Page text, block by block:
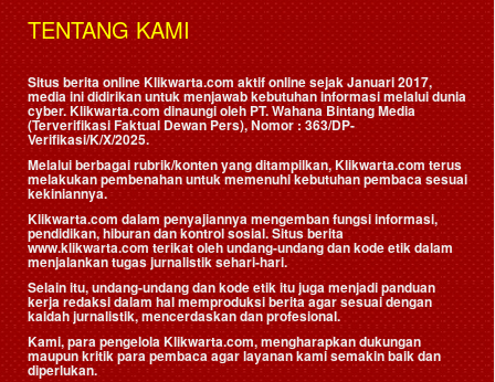
TENTANG KAMI
Situs berita online Klikwarta.com aktif online sejak Januari 2017,
media ini didirikan untuk menjawab kebutuhan informasi melalui dunia
cyber. Klikwarta.com dinaungi oleh PT. Wahana Bintang Media
(Terverifikasi Faktual Dewan Pers), Nomor : 363/DP-
Verifikasi/K/X/2025.
Melalui berbagai rubrik/konten yang ditampilkan, Klikwarta.com terus
melakukan pembenahan untuk memenuhi kebutuhan pembaca sesuai
kekiniannya.
Klikwarta.com dalam penyajiannya mengemban fungsi informasi,
pendidikan, hiburan dan kontrol sosial. Situs berita
www.klikwarta.com terikat oleh undang-undang dan kode etik dalam
menjalankan tugas jurnalistik sehari-hari.
Selain itu, undang-undang dan kode etik itu juga menjadi panduan
kerja redaksi dalam hal memproduksi berita agar sesuai dengan
kaidah jurnalistik, mencerdaskan dan profesional.
Kami, para pengelola Klikwarta.com, mengharapkan dukungan
maupun kritik para pembaca agar layanan kami semakin baik dan
diperlukan.